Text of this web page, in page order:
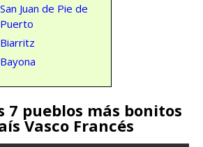
San Juan de Pie de
Puerto
Biarritz
Bayona
7 pueblos más bonitos
Vasco Francés